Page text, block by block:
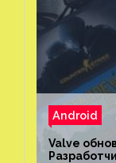
Android
Valve